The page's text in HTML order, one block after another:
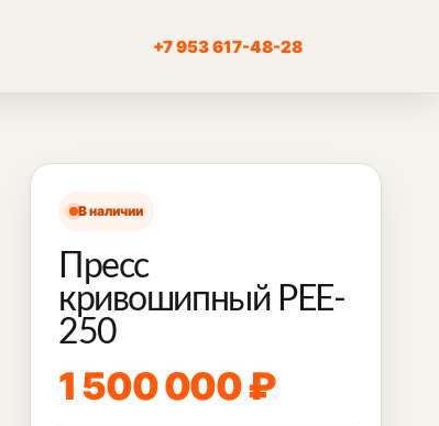
+7 953 617-48-28
В наличии
Пресс
кривошипный PEE-
250
1 500 000 ₽